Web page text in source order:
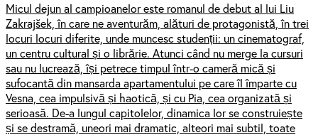
Micul dejun al campioanelor este romanul de debut al lui Liu
Zakrajšek, în care ne aventurăm, alături de protagonistă, în trei
locuri locuri diferite, unde muncesc studenții: un cinematograf,
un centru cultural și o librărie. Atunci când nu merge la cursuri
sau nu lucrează, își petrece timpul într-o cameră mică și
sufocantă din mansarda apartamentului pe care îl împarte cu
Vesna, cea impulsivă și haotică, și cu Pia, cea organizată și
serioasă. De-a lungul capitolelor, dinamica lor se construiește
și se destramă, uneori mai dramatic, alteori mai subtil, toate